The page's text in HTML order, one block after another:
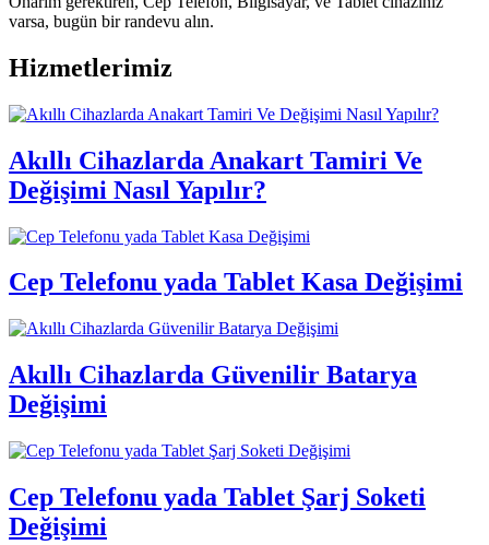
varsa, bugün bir randevu alın.
Hizmetlerimiz
Akıllı Cihazlarda Anakart Tamiri Ve
Değişimi Nasıl Yapılır?
Cep Telefonu yada Tablet Kasa Değişimi
Akıllı Cihazlarda Güvenilir Batarya
Değişimi
Cep Telefonu yada Tablet Şarj Soketi
Değişimi